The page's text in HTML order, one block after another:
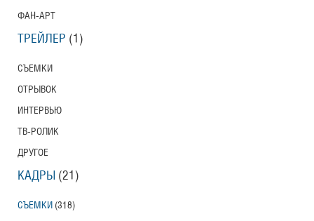
ФАН-АРТ
ТРЕЙЛЕР (1)
СЪЕМКИ
ОТРЫВОК
ИНТЕРВЬЮ
ТВ-РОЛИК
ДРУГОЕ
КАДРЫ (21)
СЪЕМКИ (318)